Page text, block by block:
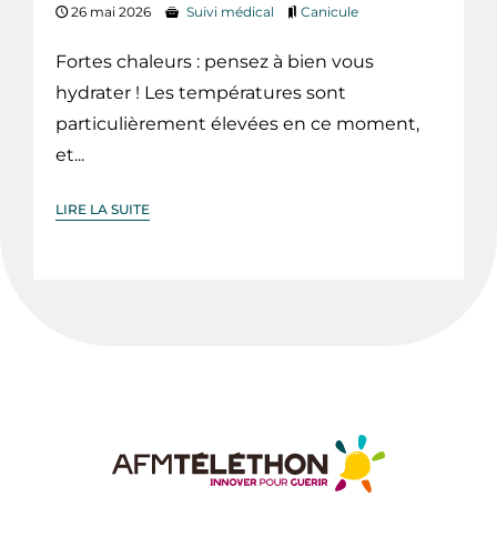
26 mai 2026 Suivi médical Canicule
Fortes chaleurs : pensez à bien vous
hydrater ! Les températures sont
particulièrement élevées en ce moment,
et...
LIRE LA SUITE